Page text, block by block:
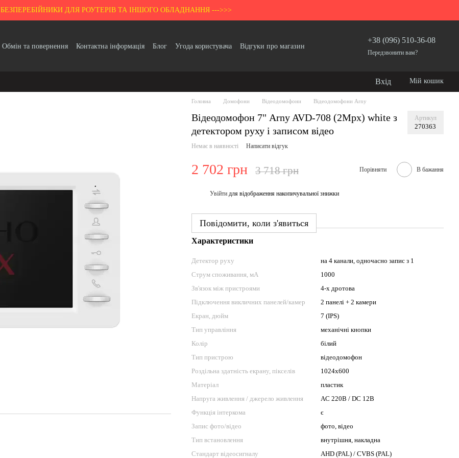
БЕЗПЕРЕБІЙНИКИ ДЛЯ РОУТЕРІВ ТА ІНШОГО ОБЛАДНАННЯ --->>>
Обмін та повернення Контактна інформація Блог Угода користувача
Відгуки про магазин
+38 (096) 510-36-08
Передзвонити вам?
Вхід Мій кошик
Головна Домофони Відеодомофони Відеодомофони Arny
Відеодомофон 7" Arny AVD-708 (2Mpx) white з
детектором руху і записом відео
Артикул
270363
Немає в наявності Написати відгук
2 702 грн 3 718 грн Порівняти В бажання
Увійти для відображення накопичувальної знижки
Повідомити, коли з'явиться
Характеристики
Детектор руху
на 4 канали, одночасно запис з 1
Струм споживання, мА
1000
Зв'язок між пристроями
4-х дротова
Підключення викличних панелей/камер
2 панелі + 2 камери
Екран, дюйм
7 (IPS)
Тип управління
механічні кнопки
Колір
білий
Тип пристрою
відеодомофон
Роздільна здатність екрану, пікселів
1024x600
Матеріал
пластик
Напруга живлення / джерело живлення
AC 220В / DC 12В
Функція інтеркома
є
Запис фото/відео
фото, відео
Тип встановлення
внутрішня, накладна
Стандарт відеосигналу
AHD (PAL) / CVBS (PAL)